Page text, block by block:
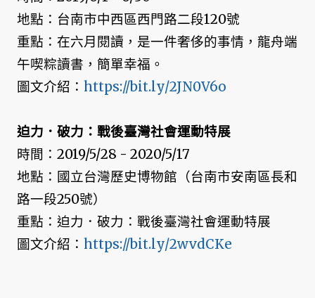
地點：台南市中西區西門路二段120號
重點：在六月閱讀，是一件奢侈的事情，龍舟端
午喫粽讀書，簡單幸福。
圖文介紹： https://bit.ly/2JN0V6o
迫力．破力：戰後臺灣社會運動特展
時間：2019/5/28 - 2020/5/17
地點：國立台灣歷史博物館（台南市安南區長和
路一段250號）
重點：迫力．破力：戰後臺灣社會運動特展
圖文介紹： https://bit.ly/2wvdCKe